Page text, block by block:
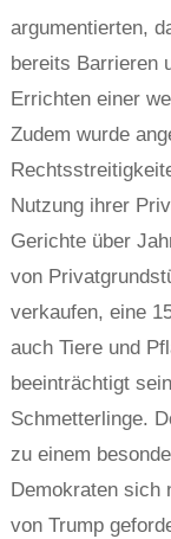
argumentierten,
bereits Barrieren
Errichten einer
Zudem wurde
Nutzung ihrer
Gerichte über
von
verkaufen, eine
auch Tiere und
beeinträchtigt
Schmetterlinge.
zu einem
Demokraten sich
von Trump